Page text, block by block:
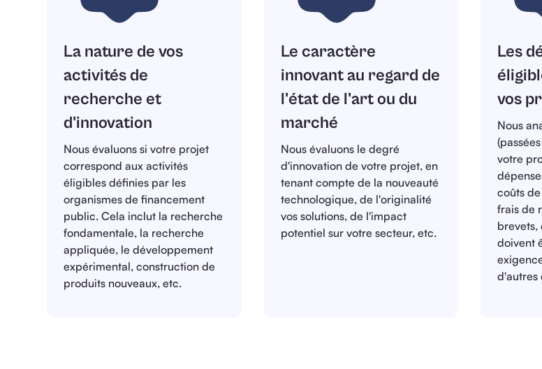
La nature de vos
activités de
recherche et
d'innovation
Nous évaluons si votre projet
correspond aux activités
éligibles définies par les
organismes de financement
public. Cela inclut la recherche
fondamentale, la recherche
appliquée, le développement
expérimental, construction de
produits nouveaux, etc.
Le caractère
innovant au regard de
l'état de l'art ou du
marché
Nous évaluons le degré
d'innovation de votre projet, en
tenant compte de la nouveauté
technologique, de l'originalité
vos solutions, de l'impact
potentiel sur votre secteur, etc.
Les
vos
Nous
votre
coûts
frais de
brevets,
doivent
d'autres